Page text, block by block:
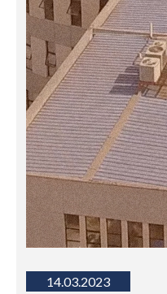
14.03.2023